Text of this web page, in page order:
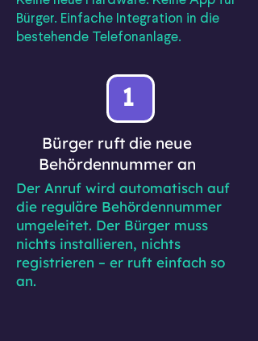
Bürger. Einfache Integration in die
bestehende Telefonanlage.
1
Bürger ruft die neue
Behördennummer an
Der Anruf wird automatisch auf
die reguläre Behördennummer
umgeleitet. Der Bürger muss
nichts installieren, nichts
registrieren – er ruft einfach so
an.